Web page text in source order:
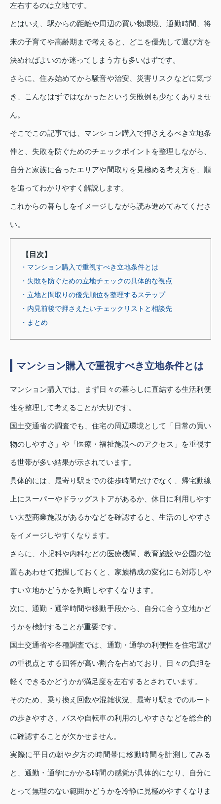
左右するのは立地です。
とはいえ、駅からの距離や周辺の買い物環境、通勤時間、将
来の子育てや高齢期まで考えると、どこを優先して選び方を
決めればよいのか迷ってしまう方も多いはずです。
さらに、住み始めてから騒音や治安、災害リスクなどに気づ
き、こんなはずではなかったという失敗例も少なくありませ
ん。
そこでこの記事では、マンション購入で押さえるべき立地条
件と、失敗を防ぐためのチェックポイントを整理しながら、
自分と家族に合ったエリアや間取りを見極める考え方を、順
を追ってわかりやすく解説します。
これからの暮らしをイメージしながら読み進めてみてくださ
い。
【目次】
・マンション購入で重視すべき立地条件とは
・失敗を防ぐための立地チェックの具体的な視点
・立地と間取りの優先順位を整理するステップ
・内見前後で押さえたいチェックリストと相談先
・まとめ
マンション購入で重視すべき立地条件とは
マンション購入では、まず日々の暮らしに直結する生活利便
性を整理して考えることが大切です。
国土交通省の調査でも、住宅の周辺環境として「日常の買い
物のしやすさ」や「医療・福祉施設へのアクセス」を重視す
る世帯が多い結果が示されています。
具体的には、最寄り駅までの徒歩時間だけでなく、帰宅動線
上にスーパーやドラッグストアがあるか、休日に利用しやす
い大型商業施設があるかなどを確認すると、生活のしやすさ
をイメージしやすくなります。
さらに、小児科や内科などの医療機関、教育施設や公園の位
置もあわせて把握しておくと、家族構成の変化にも対応しや
すい立地かどうかを判断しやすくなります。
次に、通勤・通学時間や移動手段から、自分に合う立地かど
うかを検討することが重要です。
国土交通省や各種調査では、通勤・通学の利便性を住宅選び
の重視点とする回答が高い割合を占めており、日々の負担を
軽くできるかどうかが満足度を左右するとされています。
そのため、乗り換え回数や混雑状況、最寄り駅までのルート
の歩きやすさ、バスや自転車の利用のしやすさなどを総合的
に確認することが欠かせません。
実際に平日の朝や夕方の時間帯に移動時間を計測してみる
と、通勤・通学にかかる時間の感覚が具体的になり、自分に
とって無理のない範囲かどうかを冷静に見極めやすくなりま